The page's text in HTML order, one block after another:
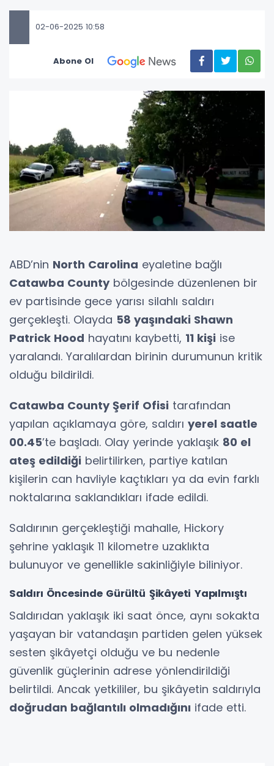
02-06-2025 10:58
Abone Ol
ABD’nin North Carolina eyaletine bağlı
Catawba Countybölgesinde düzenlenen bir
ev partisinde gece yarısı silahlı saldırı
gerçekleşti. Olayda 58 yaşındaki Shawn
Patrick Hood hayatını kaybetti, 11 kişi ise
yaralandı. Yaralılardan birinin durumunun kritik
olduğu bildirildi.
Catawba County Şerif Ofisi tarafından
yapılan açıklamaya göre, saldırı yerel saatle
00.45’te başladı. Olay yerinde yaklaşık 80 el
ateş edildiği belirtilirken, partiye katılan
kişilerin can havliyle kaçtıkları ya da evin farklı
noktalarına saklandıkları ifade edildi.
Saldırının gerçekleştiği mahalle, Hickory
şehrine yaklaşık 11 kilometre uzaklıkta
bulunuyor ve genellikle sakinliğiyle biliniyor.
Saldırı Öncesinde Gürültü Şikâyeti Yapılmıştı
Saldırıdan yaklaşık iki saat önce, aynı sokakta
yaşayan bir vatandaşın partiden gelen yüksek
sesten şikâyetçi olduğu ve bu nedenle
güvenlik güçlerinin adrese yönlendirildiği
belirtildi. Ancak yetkililer, bu şikâyetin saldırıyla
doğrudan bağlantılı olmadığını ifade etti.